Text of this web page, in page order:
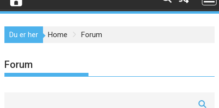
Du er her Home Forum
Forum